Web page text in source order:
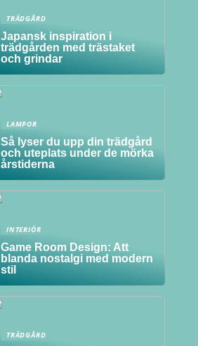
TRÄDGÅRD
Japansk inspiration i
trädgården med trästaket
och grindar
LAMPOR
Så lyser du upp din trädgård
och uteplats under de mörka
årstiderna
INTERIÖR
Game Room Design: Att
blanda nostalgi med modern
stil
TRÄDGÅRD